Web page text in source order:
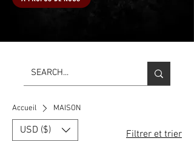
Accueil MAISON
Filtrer et trier
USD ($)